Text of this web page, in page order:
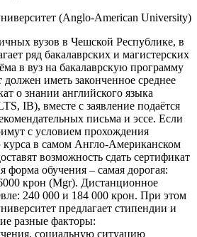
(Anglo-American University)
вузов в Чешской Республике, в
ряд бакалаврских и магистерских
в вуз на бакалаврскую программу
иметь законченное среднее
о знании английского языка
IB), вместе с заявление подаётся
письма и эссе. Если
с условием прохождения
курса в самом Англо-Американском
возможность сдать сертификат
форма обучения – самая дорогая:
000 крон (Mgr). Дистанционное
240 000 и 184 000 крон. При этом
предлагает стипендии и
разные факторы:
социальную ситуацию